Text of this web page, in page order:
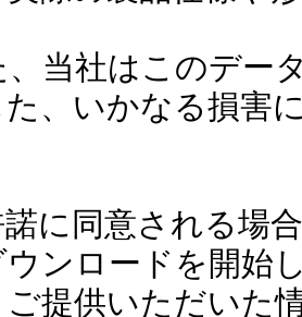
当社はこのデー
、いかなる損害
に同意される場
ウンロードを開始
提供いただいた